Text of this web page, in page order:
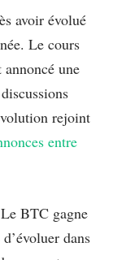
avoir évolué
Le cours
annoncé une
rejoint
entre
BTC gagne
dans